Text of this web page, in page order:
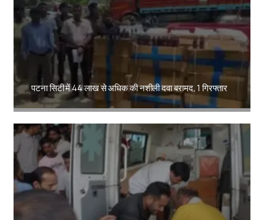
पटना सिटी में 44 लाख से अधिक की नशीली दवा बरामद, 1 गिरफ्तार
Amit Lekh